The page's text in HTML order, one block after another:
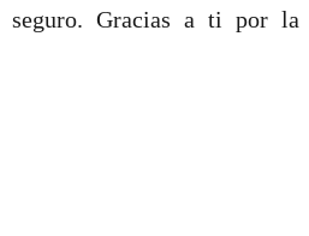
seguro. Gracias a ti por la